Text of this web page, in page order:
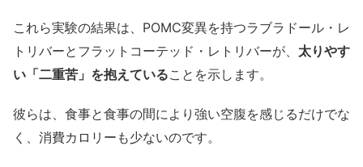
これら実験の結果は、POMC変異を持つラブラドール・レ
トリバーとフラットコーテッド・レトリバーが、 太りやす
い「二重苦」を抱えていることを示します。
彼らは、食事と食事の間により強い空腹を感じるだけでな
く、消費カロリーも少ないのです。